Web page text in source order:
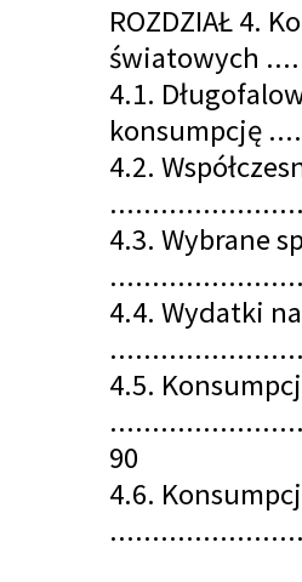
ROZDZIAŁ 4.
światowych
4.1.
konsumpcję
4.2.
4.3. Wybrane
4.4. Wydatki
4.5.
90
4.6.